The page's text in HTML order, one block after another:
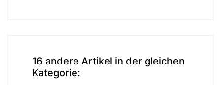
16 andere Artikel in der gleichen
Kategorie: